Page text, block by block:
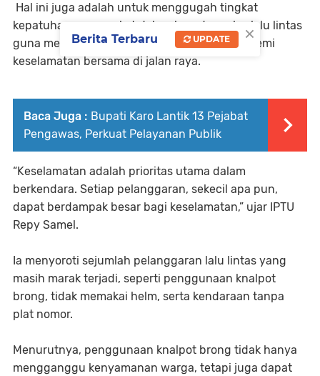
Hal ini juga adalah untuk menggugah tingkat
kepatuhan masyarakat dalam kesadaran berlalu lintas
guna menciptakan ketertiban, ketentraman demi
keselamatan bersama di jalan raya.
Baca Juga : Bupati Karo Lantik 13 Pejabat
Pengawas, Perkuat Pelayanan Publik
“Keselamatan adalah prioritas utama dalam
berkendara. Setiap pelanggaran, sekecil apa pun,
dapat berdampak besar bagi keselamatan,” ujar IPTU
Repy Samel.
Ia menyoroti sejumlah pelanggaran lalu lintas yang
masih marak terjadi, seperti penggunaan knalpot
brong, tidak memakai helm, serta kendaraan tanpa
plat nomor.
Menurutnya, penggunaan knalpot brong tidak hanya
mengganggu kenyamanan warga, tetapi juga dapat
×
Berita Terbaru UPDATE